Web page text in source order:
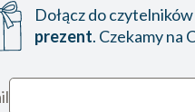
Dołącz do
prezent. Czekamy na